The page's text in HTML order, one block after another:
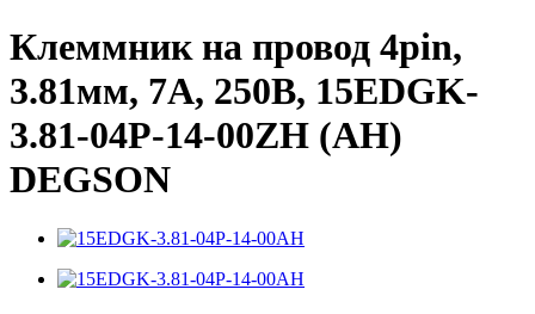
Клеммник на провод 4pin,
3.81мм, 7А, 250В, 15EDGK-
3.81-04P-14-00ZH (AH)
DEGSON